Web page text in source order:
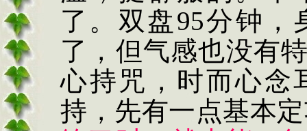
了。双盘95分钟，
了，但气感也没有
心持咒，时而心念
持，先有一点基本